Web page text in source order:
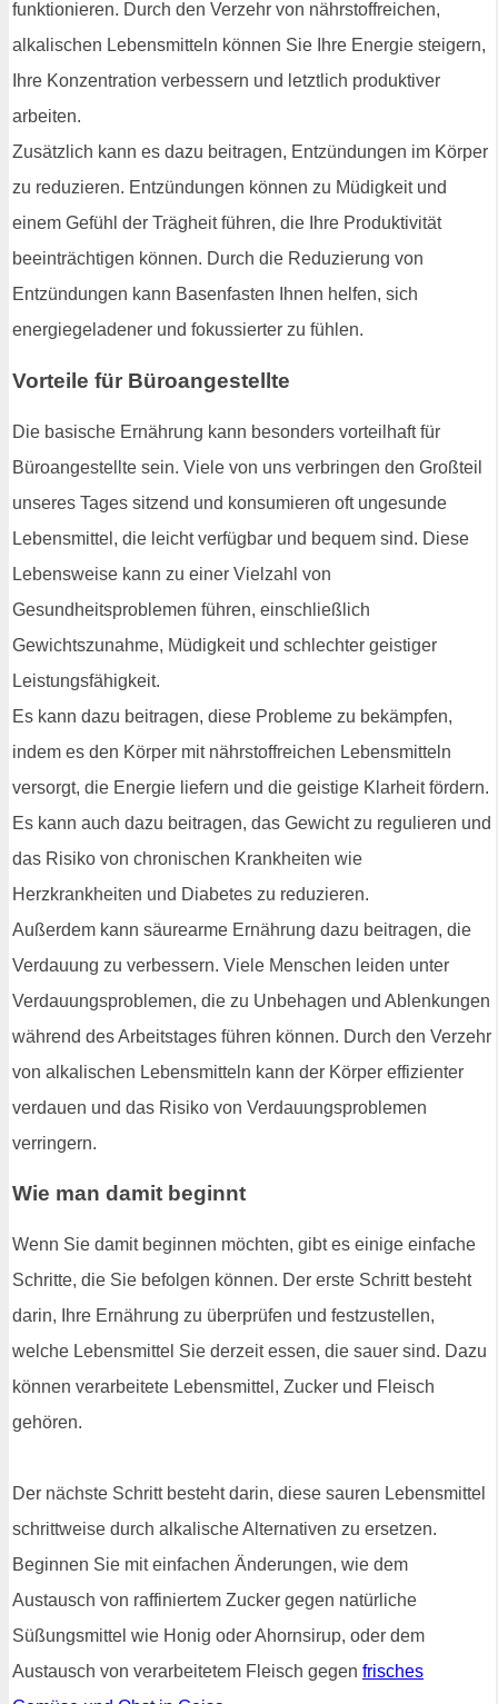
funktionieren. Durch den Verzehr von nährstoffreichen,
alkalischen Lebensmitteln können Sie Ihre Energie steigern,
Ihre Konzentration verbessern und letztlich produktiver
arbeiten.
Zusätzlich kann es dazu beitragen, Entzündungen im Körper
zu reduzieren. Entzündungen können zu Müdigkeit und
einem Gefühl der Trägheit führen, die Ihre Produktivität
beeinträchtigen können. Durch die Reduzierung von
Entzündungen kann Basenfasten Ihnen helfen, sich
energiegeladener und fokussierter zu fühlen.
Vorteile für Büroangestellte
Die basische Ernährung kann besonders vorteilhaft für
Büroangestellte sein. Viele von uns verbringen den Großteil
unseres Tages sitzend und konsumieren oft ungesunde
Lebensmittel, die leicht verfügbar und bequem sind. Diese
Lebensweise kann zu einer Vielzahl von
Gesundheitsproblemen führen, einschließlich
Gewichtszunahme, Müdigkeit und schlechter geistiger
Leistungsfähigkeit.
Es kann dazu beitragen, diese Probleme zu bekämpfen,
indem es den Körper mit nährstoffreichen Lebensmitteln
versorgt, die Energie liefern und die geistige Klarheit fördern.
Es kann auch dazu beitragen, das Gewicht zu regulieren und
das Risiko von chronischen Krankheiten wie
Herzkrankheiten und Diabetes zu reduzieren.
Außerdem kann säurearme Ernährung dazu beitragen, die
Verdauung zu verbessern. Viele Menschen leiden unter
Verdauungsproblemen, die zu Unbehagen und Ablenkungen
während des Arbeitstages führen können. Durch den Verzehr
von alkalischen Lebensmitteln kann der Körper effizienter
verdauen und das Risiko von Verdauungsproblemen
verringern.
Wie man damit beginnt
Wenn Sie damit beginnen möchten, gibt es einige einfache
Schritte, die Sie befolgen können. Der erste Schritt besteht
darin, Ihre Ernährung zu überprüfen und festzustellen,
welche Lebensmittel Sie derzeit essen, die sauer sind. Dazu
können verarbeitete Lebensmittel, Zucker und Fleisch
gehören.
Der nächste Schritt besteht darin, diese sauren Lebensmittel
schrittweise durch alkalische Alternativen zu ersetzen.
Beginnen Sie mit einfachen Änderungen, wie dem
Austausch von raffiniertem Zucker gegen natürliche
Süßungsmittel wie Honig oder Ahornsirup, oder dem
Austausch von verarbeitetem Fleisch gegen frisches